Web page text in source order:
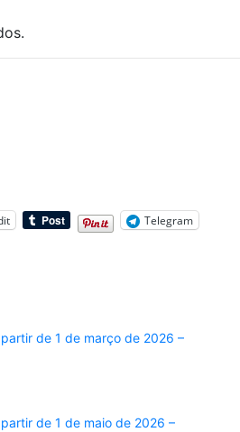
Telegram
de 1 de março de 2026 –
de 1 de maio de 2026 –